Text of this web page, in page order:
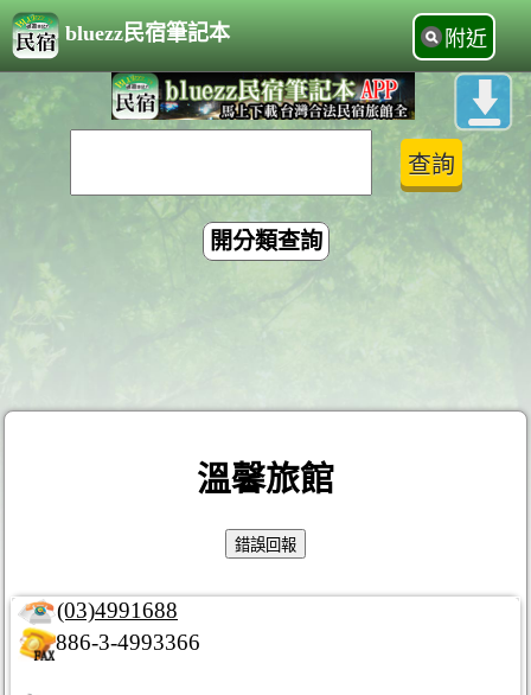
bluezz民宿筆記本 附近
開分類查詢
溫馨旅館
(03)4991688
886-3-4993366